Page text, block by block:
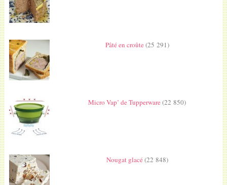
Pâté en croûte(25 291)
Micro Vap’ de Tupperware(22 850)
Nougat glacé(22 848)